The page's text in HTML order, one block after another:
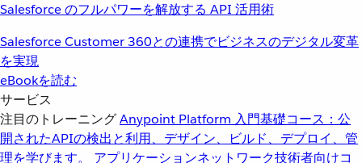
Salesforce のフルパワーを解放する API 活用術
Salesforce Customer 360との連携でビジネスのデジタル変革
を実現
eBookを読む
サービス
注目のトレーニングAnypoint Platform 入門基礎コース：公
開されたAPIの検出と利用、デザイン、ビルド、デプロイ、管
理を学びます。
アプリケーションネットワーク技術者向けコ